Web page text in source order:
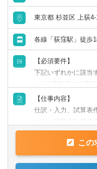
東京都 杉並区 上荻
各線「荻窪駅」徒歩
【必須要件】
下記いずれかに該当
【歓迎要件】
■資産税を勉強して
■税理士有資格者
【仕事内容】
仕訳・入力、試算表
など、税務会計業
★その他、資産税関
験・意欲に応じて株
この
その他語学を活かす